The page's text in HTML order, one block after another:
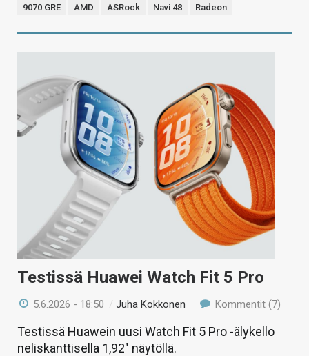
9070 GRE AMD ASRock Navi 48 Radeon
Testissä Huawei Watch Fit 5 Pro
5.6.2026 - 18:50 /Juha Kokkonen Kommentit (7)
Testissä Huawein uusi Watch Fit 5 Pro -älykello
neliskanttisella 1,92″ näytöllä.